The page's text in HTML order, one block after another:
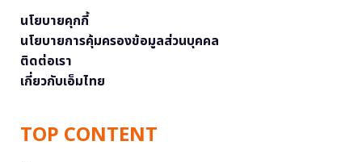
นโยบายคุกกี้
นโยบายการคุ้มครองข้อมูลส่วนบุคคล
ติดต่อเรา
เกี่ยวกับเอ็มไทย
TOP CONTENT